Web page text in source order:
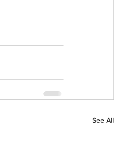
See All